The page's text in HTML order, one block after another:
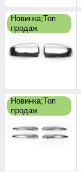
Новинка;Топ
продаж
Новинка;Топ
продаж